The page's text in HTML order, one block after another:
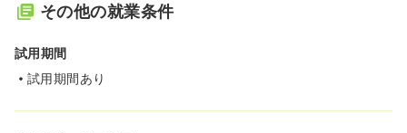
その他の就業条件
試用期間
試用期間あり